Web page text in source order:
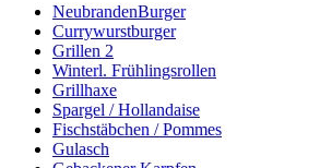
NeubrandenBurger
Currywurstburger
Grillen 2
Winterl. Frühlingsrollen
Grillhaxe
Spargel / Hollandaise
Fischstäbchen / Pommes
Gulasch